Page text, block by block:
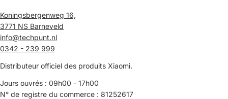
Koningsbergenweg 16,
3771 NS Barneveld
info@techpunt.nl
0342 - 239 999
Distributeur officiel des produits Xiaomi.
Jours ouvrés : 09h00 - 17h00
N° de registre du commerce : 81252617